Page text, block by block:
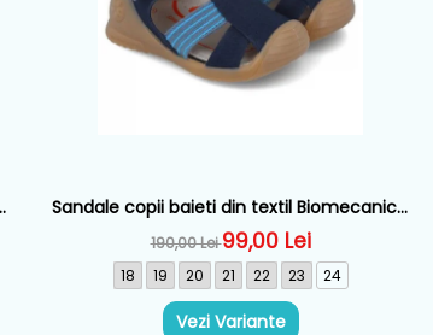
Sandale copii baieti din textil Biomecanics,
Albastru - 252175-A089
190,00 Lei99,00 Lei
18 19 20 21 22 23 24
Vezi Variante